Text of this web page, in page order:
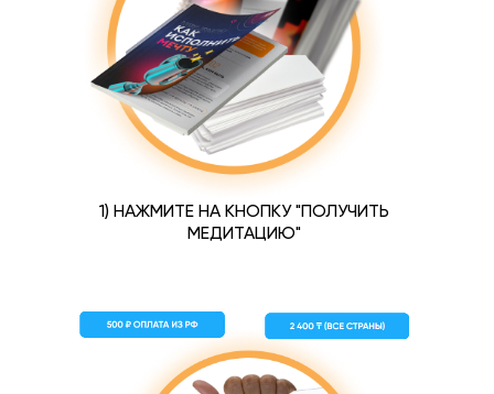
1) НАЖМИТЕ НА КНОПКУ "ПОЛУЧИТЬ
МЕДИТАЦИЮ"